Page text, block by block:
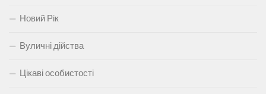
Новий Рік
Вуличні дійства
Цікаві особистості